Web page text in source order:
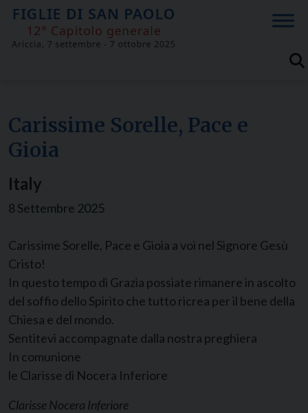
Skip
content
Carissime Sorelle, Pace e
Gioia
Italy
8 Settembre 2025
Carissime Sorelle, Pace e Gioia a voi nel Signore Gesù
Cristo!
In questo tempo di Grazia possiate rimanere in ascolto
del soffio dello Spirito che tutto ricrea per il bene della
Chiesa e del mondo.
Sentitevi accompagnate dalla nostra preghiera
In comunione
le Clarisse di Nocera Inferiore
Clarisse Nocera Inferiore